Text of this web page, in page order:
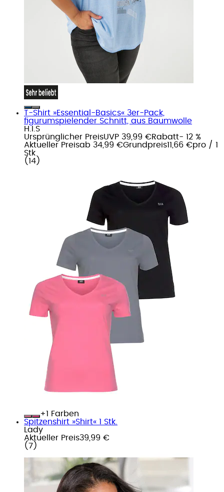
T-Shirt »Essential-Basics« 3er-Pack,
figurumspielender Schnitt, aus Baumwolle
H.I.S
Ursprünglicher PreisUVP 39,99 €Rabatt- 12 %
Aktueller Preisab 34,99 €Grundpreis11,66 €pro / 1
Stk
( 14 )
+
Farben
Spitzenshirt »Shirt« 1 Stk.
Lady
Aktueller Preis39,99 €
( 7 )